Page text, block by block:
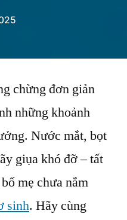
chừng đơn giản
những khoảnh
Nước mắt, bọt
giụa khó đỡ – tất
mẹ chưa nắm
sinh. Hãy cùng